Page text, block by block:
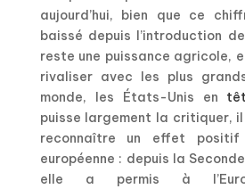
aujourd’hui, bien que ce
baissé depuis l’introduction
reste une puissance agricole,
rivaliser avec les plus
monde, les États-Unis en
puisse largement la critiquer,
reconnaître un effet positif
européenne : depuis la
elle a permis à